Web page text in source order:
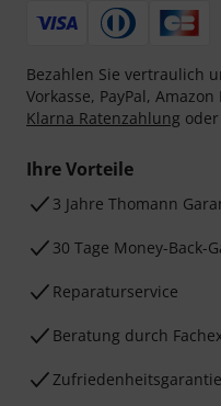
Bezahlen Sie vertraulich
Vorkasse, PayPal, Amazon
Klarna Ratenzahlung
Ihre Vorteile
3 Jahre Thomann
30 Tage Money-Back-
Reparaturservice
Beratung durch
Zufriedenheitsgarantie